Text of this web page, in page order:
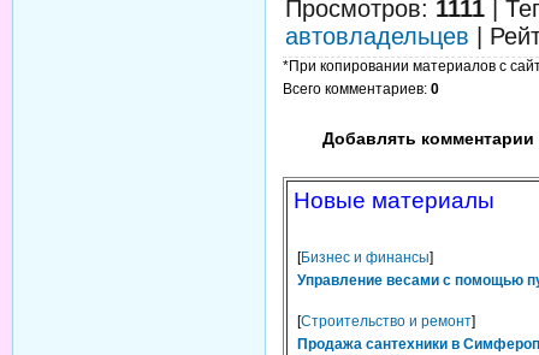
Просмотров: 1111
автовладельцев
*При копировании материалов с
Всего комментариев: 0
Добавлять комментарии
Новые материалы
[Бизнес и финансы]
Управление весами с помощью
[Строительство и ремонт]
Продажа сантехники в